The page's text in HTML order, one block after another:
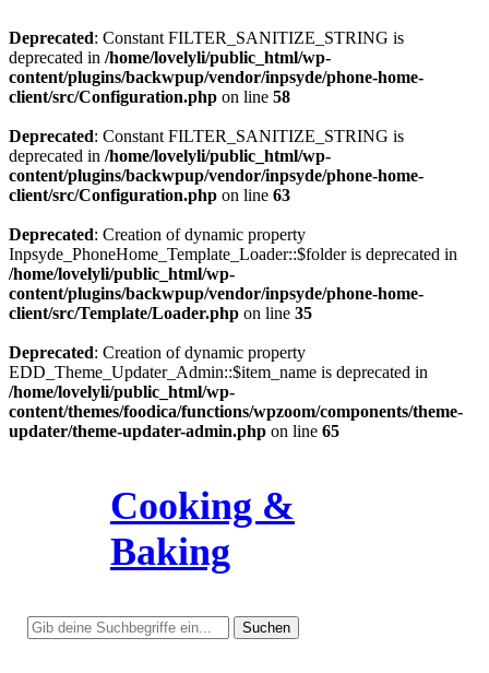
Deprecated: Constant FILTER_SANITIZE_STRING is
deprecated in /home/lovelyli/public_html/wp-
content/plugins/backwpup/vendor/inpsyde/phone-home-
client/src/Configuration.php on line 58
Deprecated: Constant FILTER_SANITIZE_STRING is
deprecated in /home/lovelyli/public_html/wp-
content/plugins/backwpup/vendor/inpsyde/phone-home-
client/src/Configuration.php on line 63
Deprecated: Creation of dynamic property
Inpsyde_PhoneHome_Template_Loader::$folder is deprecated in
/home/lovelyli/public_html/wp-
content/plugins/backwpup/vendor/inpsyde/phone-home-
client/src/Template/Loader.php on line 35
Deprecated: Creation of dynamic property
EDD_Theme_Updater_Admin::$item_name is deprecated in
/home/lovelyli/public_html/wp-
content/themes/foodica/functions/wpzoom/components/theme-
updater/theme-updater-admin.php on line 65
Cooking &
Baking